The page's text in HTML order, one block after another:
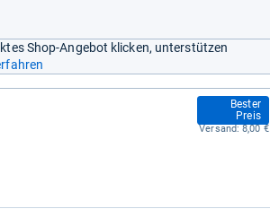
Shop-Angebot klicken, unterstützen
Bester
Preis
113,92 €
Versand:8,00 €